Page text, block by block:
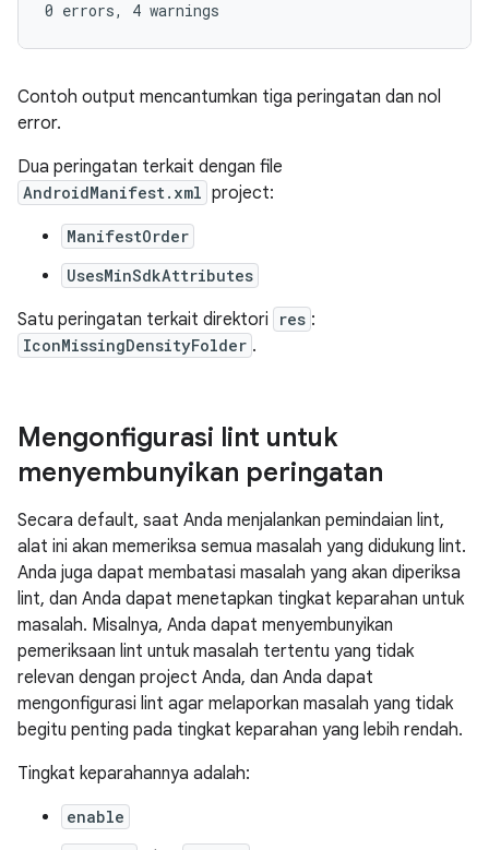
Contoh output mencantumkan tiga peringatan dan nol
error.
Dua peringatan terkait dengan file
AndroidManifest.xml project:
ManifestOrder
UsesMinSdkAttributes
Satu peringatan terkait direktori res :
IconMissingDensityFolder .
Mengonfigurasi lint untuk
menyembunyikan peringatan
Secara default, saat Anda menjalankan pemindaian lint,
alat ini akan memeriksa semua masalah yang didukung lint.
Anda juga dapat membatasi masalah yang akan diperiksa
lint, dan Anda dapat menetapkan tingkat keparahan untuk
masalah. Misalnya, Anda dapat menyembunyikan
pemeriksaan lint untuk masalah tertentu yang tidak
relevan dengan project Anda, dan Anda dapat
mengonfigurasi lint agar melaporkan masalah yang tidak
begitu penting pada tingkat keparahan yang lebih rendah.
Tingkat keparahannya adalah:
enable